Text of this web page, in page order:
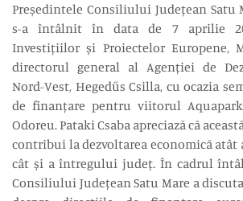
Președintele Consiliului Județean Satu
s-a întâlnit în data de 7 aprilie
Investițiilor și Proiectelor Europene,
directorul general al Agenției de
Nord-Vest, Hegedűs Csilla, cu ocazia
de finanțare pentru viitorul
Odoreu. Pataki Csaba apreciază că
contribui la dezvoltarea economică atât
cât și a întregului județ. În cadrul
Consiliului Județean Satu Mare a